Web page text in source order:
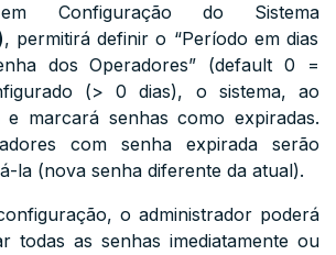
em Configuração do Sistema
, permitirá definir o “Período em dias
dos Operadores” (default0 =
(> 0 dias), o sistema, ao
e marcará senhas como expiradas.
com senha expirada serão
la (nova senha diferente da atual).
o administrador poderá
todas as senhas imediatamente ou